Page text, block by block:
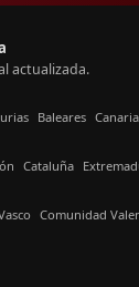
actualizada.
Baleares
Cataluña
Comunidad